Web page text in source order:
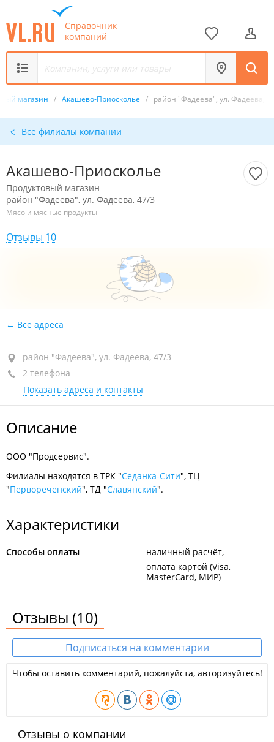
Справочник
компаний
магазин / Акашево-Приосколье / район "Фадеева", ул. Фадеева,
Все филиалы компании
Акашево-Приосколье
Продуктовый магазин
район "Фадеева", ул. Фадеева, 47/3
Мясо и мясные продукты
Отзывы 10
Все адреса
район "Фадеева", ул. Фадеева, 47/3
2 телефона
Показать адреса и контакты
Описание
ООО "Продсервис".
Филиалы находятся в ТРК "Седанка-Сити", ТЦ
"Первореченский", ТД "Славянский".
Характеристики
Способы оплаты
наличный расчёт
оплата картой (Visa,
MasterCard, МИР)
Отзывы (10)
Подписаться на комментарии
Чтобы оставить комментарий, пожалуйста, авторизуйтесь!
Отзывы о компании